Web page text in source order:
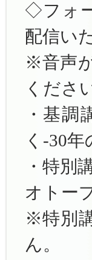
◇フォ
配信い
※音声
くださ
・基調
く-30
・特別
オトー
※特別
ん。